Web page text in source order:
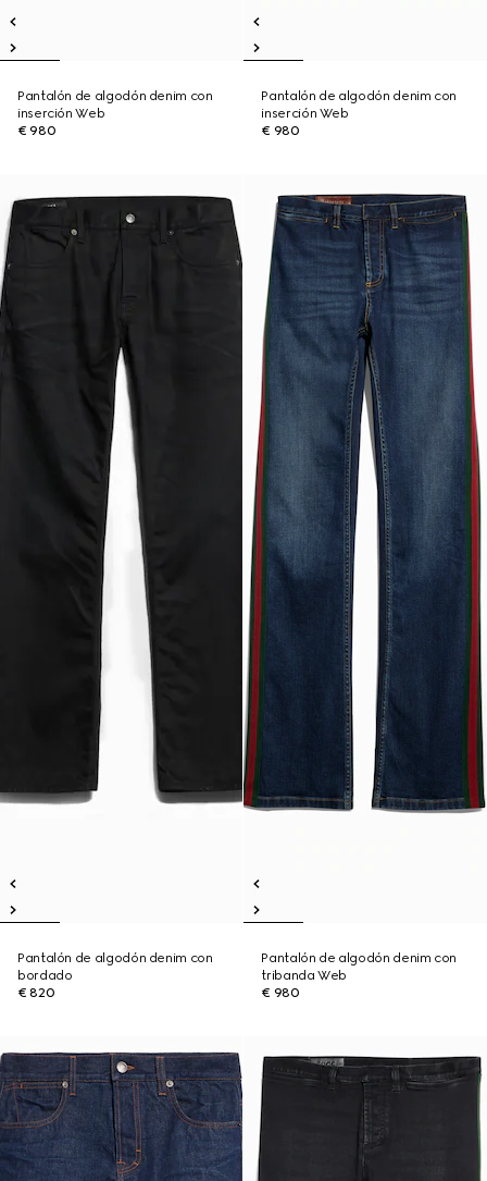
Pantalón de algodón denim con
inserción Web
€ 980
Pantalón de algodón denim con
inserción Web
€ 980
Pantalón de algodón denim con
bordado
€ 820
Pantalón de algodón denim con
tribanda Web
€ 980